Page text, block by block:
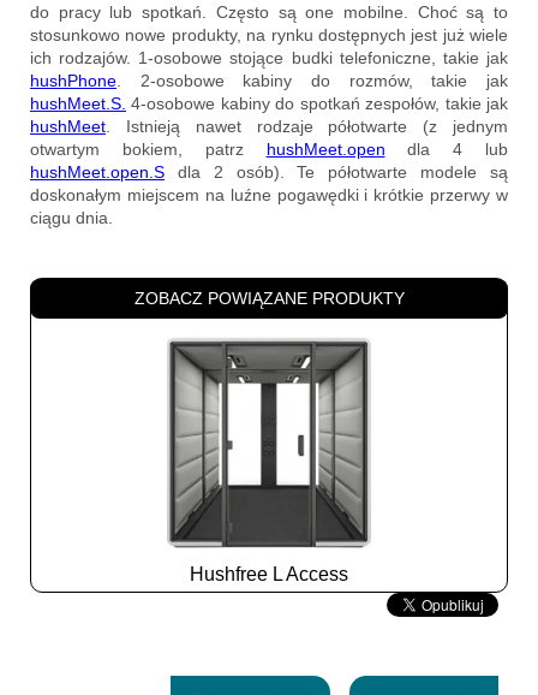
do pracy lub spotkań. Często są one mobilne. Choć są to
stosunkowo nowe produkty, na rynku dostępnych jest już wiele
ich rodzajów. 1-osobowe stojące budki telefoniczne, takie jak
hushPhone . 2-osobowe kabiny do rozmów, takie jak
hushMeet.S. 4-osobowe kabiny do spotkań zespołów, takie jak
hushMeet . Istnieją nawet rodzaje półotwarte (z jednym
otwartym bokiem, patrz hushMeet.open dla 4 lub
hushMeet.open.S dla 2 osób). Te półotwarte modele są
doskonałym miejscem na luźne pogawędki i krótkie przerwy w
ciągu dnia.
ZOBACZ POWIĄZANE PRODUKTY
Hushfree L Access
Slide